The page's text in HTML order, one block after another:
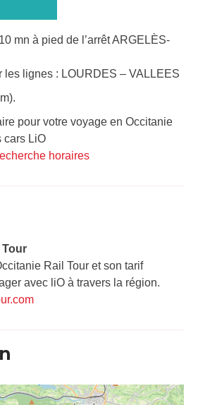
mn à pied de l’arrêt ARGELÈS-
les lignes : LOURDES – VALLEES
pour votre voyage en Occitanie
cars LiO
horaires
Tour​
Rail Tour et son tarif
avec liO à travers la région.